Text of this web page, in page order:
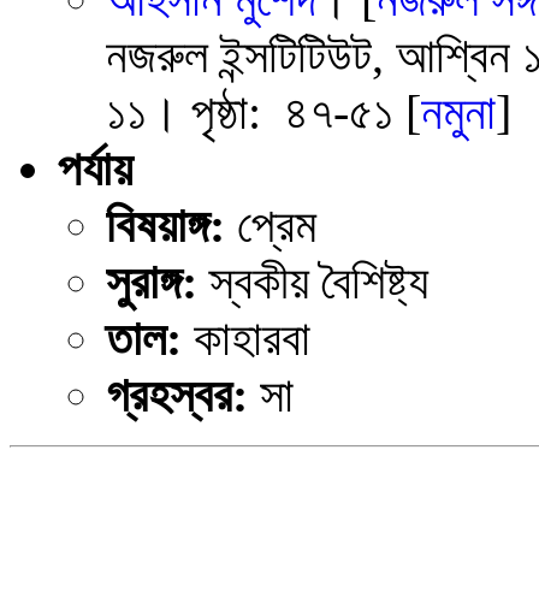
নজরুল ইন্সটিটিউট, আশ্বিন
১১। পৃষ্ঠা: ৪৭-৫১ [নমুনা]
পর্যায়
বিষয়াঙ্গ: প্রেম
সুরাঙ্গ: স্বকীয় বৈশিষ্ট্য
তাল: কাহারবা
গ্রহস্বর: সা